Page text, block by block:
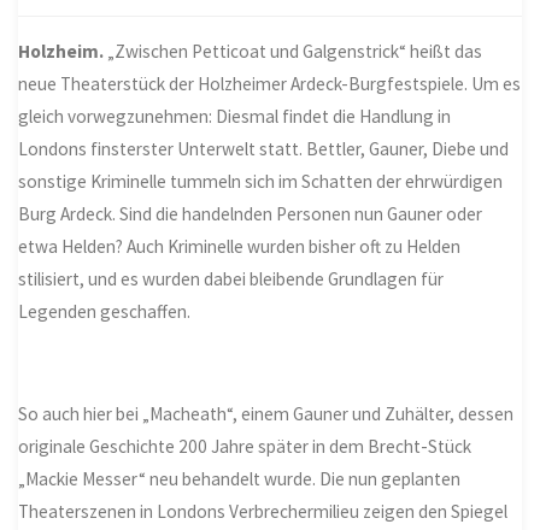
Holzheim. „Zwischen Petticoat und Galgenstrick“ heißt das
neue Theaterstück der Holzheimer Ardeck-Burgfestspiele. Um es
gleich vorwegzunehmen: Diesmal findet die Handlung in
Londons finsterster Unterwelt statt. Bettler, Gauner, Diebe und
sonstige Kriminelle tummeln sich im Schatten der ehrwürdigen
Burg Ardeck. Sind die handelnden Personen nun Gauner oder
etwa Helden? Auch Kriminelle wurden bisher oft zu Helden
stilisiert, und es wurden dabei bleibende Grundlagen für
Legenden geschaffen.
So auch hier bei „Macheath“, einem Gauner und Zuhälter, dessen
originale Geschichte 200 Jahre später in dem Brecht-Stück
„Mackie Messer“ neu behandelt wurde. Die nun geplanten
Theaterszenen in Londons Verbrechermilieu zeigen den Spiegel